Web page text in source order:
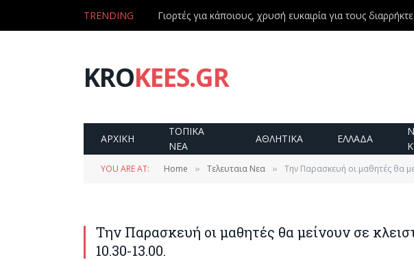
TRENDING Γιορτές για κάποιους, χρυσή ευκαιρία για τους
KROKEES.GR
ΑΡΧΙΚΗ
ΤΟΠΙΚΑ
ΝΕΑ
ΑΘΛΗΤΙΚΑ ΕΛΛΑΔΑ
YOU ARE AT: Home » Τελευταια Νεα » Την Παρασκευή οι μαθητές θα
Την Παρασκευή οι μαθητές θα μείνουν σε
10.30-13.00.